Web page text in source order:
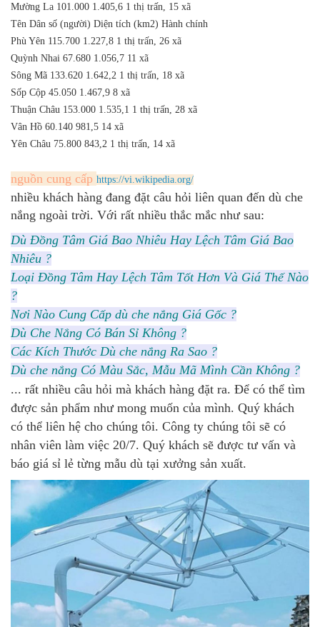
Mường La 101.000 1.405,6 1 thị trấn, 15 xã
Tên Dân số (người) Diện tích (km2) Hành chính
Phù Yên 115.700 1.227,8 1 thị trấn, 26 xã
Quỳnh Nhai 67.680 1.056,7 11 xã
Sông Mã 133.620 1.642,2 1 thị trấn, 18 xã
Sốp Cộp 45.050 1.467,9 8 xã
Thuận Châu 153.000 1.535,1 1 thị trấn, 28 xã
Vân Hồ 60.140 981,5 14 xã
Yên Châu 75.800 843,2 1 thị trấn, 14 xã
nguồn cung cấp https://vi.wikipedia.org/
nhiều khách hàng đang đặt câu hỏi liên quan đến dù che
nắng ngoài trời. Với rất nhiều thắc mắc như sau:
Dù Đồng Tâm Giá Bao Nhiêu Hay Lệch Tâm Giá Bao
Nhiêu ?
Loại Đồng Tâm Hay Lệch Tâm Tốt Hơn Và Giá Thế Nào
?
Nơi Nào Cung Cấp dù che nắng Giá Gốc ?
Dù Che Nắng Có Bán Sỉ Không ?
Các Kích Thước Dù che nắng Ra Sao ?
Dù che nắng Có Màu Sắc, Mẫu Mã Mình Cần Không ?
... rất nhiều câu hỏi mà khách hàng đặt ra. Để có thể tìm
được sản phẩm như mong muốn của mình. Quý khách
có thể liên hệ cho chúng tôi. Công ty chúng tôi sẽ có
nhân viên làm việc 20/7. Quý khách sẽ được tư vấn và
báo giá sỉ lẻ từng mẫu dù tại xưởng sản xuất.